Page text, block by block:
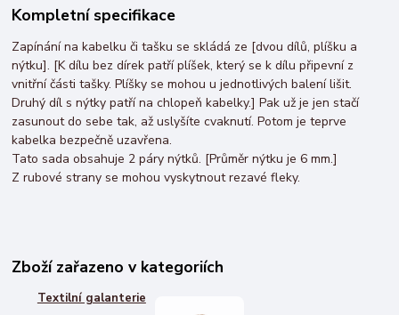
Kompletní specifikace
Zapínání na kabelku či tašku se skládá ze [dvou dílů, plíšku a
nýtku]. [K dílu bez dírek patří plíšek, který se k dílu připevní z
vnitřní části tašky. Plíšky se mohou u jednotlivých balení lišit.
Druhý díl s nýtky patří na chlopeň kabelky.] Pak už je jen stačí
zasunout do sebe tak, až uslyšíte cvaknutí. Potom je teprve
kabelka bezpečně uzavřena.
Tato sada obsahuje 2 páry nýtků. [Průměr nýtku je 6 mm.]
Z rubové strany se mohou vyskytnout rezavé fleky.
Zboží zařazeno v kategoriích
Textilní galanterie